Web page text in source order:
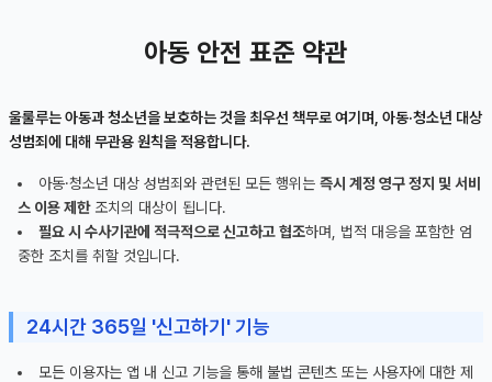
아동 안전 표준 약관
울룰루는 아동과 청소년을 보호하는 것을 최우선 책무로 여기며, 아동·청소년 대상
성범죄에 대해 무관용 원칙을 적용합니다.
아동·청소년 대상 성범죄와 관련된 모든 행위는 즉시 계정 영구 정지 및 서비
스 이용 제한조치의 대상이 됩니다.
필요 시 수사기관에 적극적으로 신고하고 협조하며, 법적 대응을 포함한 엄
중한 조치를 취할 것입니다.
24시간 365일 '신고하기' 기능
모든 이용자는 앱 내 신고 기능을 통해 불법 콘텐츠 또는 사용자에 대한 제